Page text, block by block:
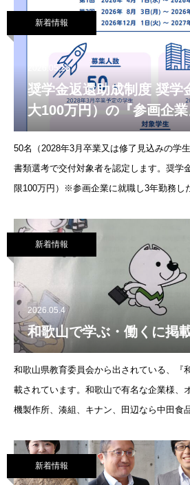
新着情報
2026.05.19
奨学金返還助成制度 奨学金の返還金（最
大100万円）の『参画企
50名（2028年3月卒業又は修了見込みの学
書類選考で交付対象者を認定します。奨学
限100万円）※参画企業に就職し3年勤務し
新着情報
2026.05.4
和歌山で学ぶ・働くに掲
和歌山県教育委員会から出されている、『
載されています。和歌山で有名な企業様、
機製作所、湊組、キナン、田辺なら中田食
新着情報